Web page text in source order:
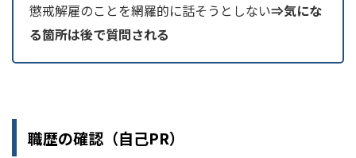
懲戒解雇のことを網羅的に話そうとしない⇒気にな
る箇所は後で質問される
職歴の確認（自己PR）